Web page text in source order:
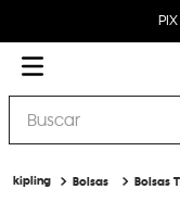
Buscar
Bolsas Bolsas